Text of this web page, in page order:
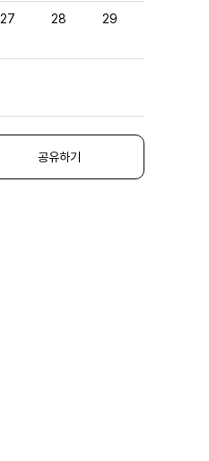
27 28 29
공유하기